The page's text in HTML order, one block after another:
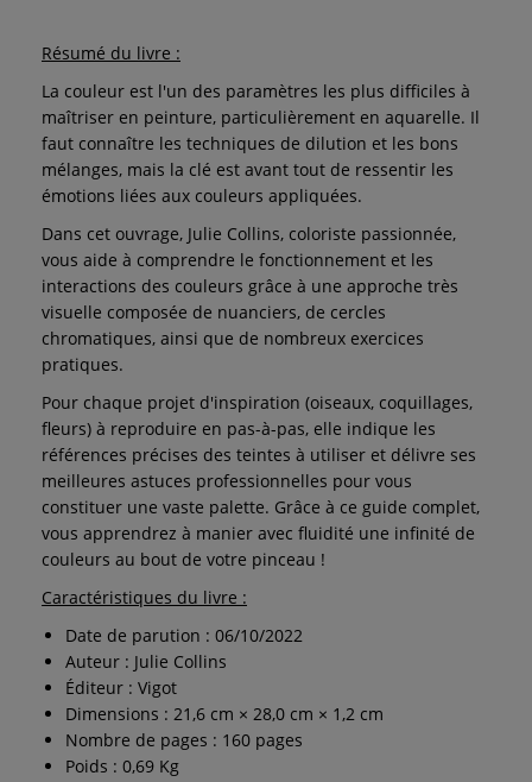
Résumé du livre :
La couleur est l'un des paramètres les plus difficiles à
maîtriser en peinture, particulièrement en aquarelle. Il
faut connaître les techniques de dilution et les bons
mélanges, mais la clé est avant tout de ressentir les
émotions liées aux couleurs appliquées.
Dans cet ouvrage, Julie Collins, coloriste passionnée,
vous aide à comprendre le fonctionnement et les
interactions des couleurs grâce à une approche très
visuelle composée de nuanciers, de cercles
chromatiques, ainsi que de nombreux exercices
pratiques.
Pour chaque projet d'inspiration (oiseaux, coquillages,
fleurs) à reproduire en pas-à-pas, elle indique les
références précises des teintes à utiliser et délivre ses
meilleures astuces professionnelles pour vous
constituer une vaste palette. Grâce à ce guide complet,
vous apprendrez à manier avec fluidité une infinité de
couleurs au bout de votre pinceau !
Caractéristiques du livre :
Date de parution : 06/10/2022
Auteur : Julie Collins
Éditeur : Vigot
Dimensions : 21,6 cm × 28,0 cm × 1,2 cm
Nombre de pages : 160 pages
Poids : 0,69 Kg